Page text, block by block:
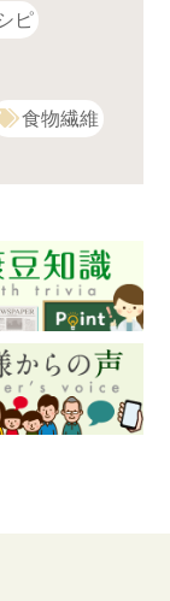
ピ
食物繊維